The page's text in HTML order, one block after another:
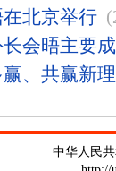
北京举行
会晤主要
、共赢新
中华人民